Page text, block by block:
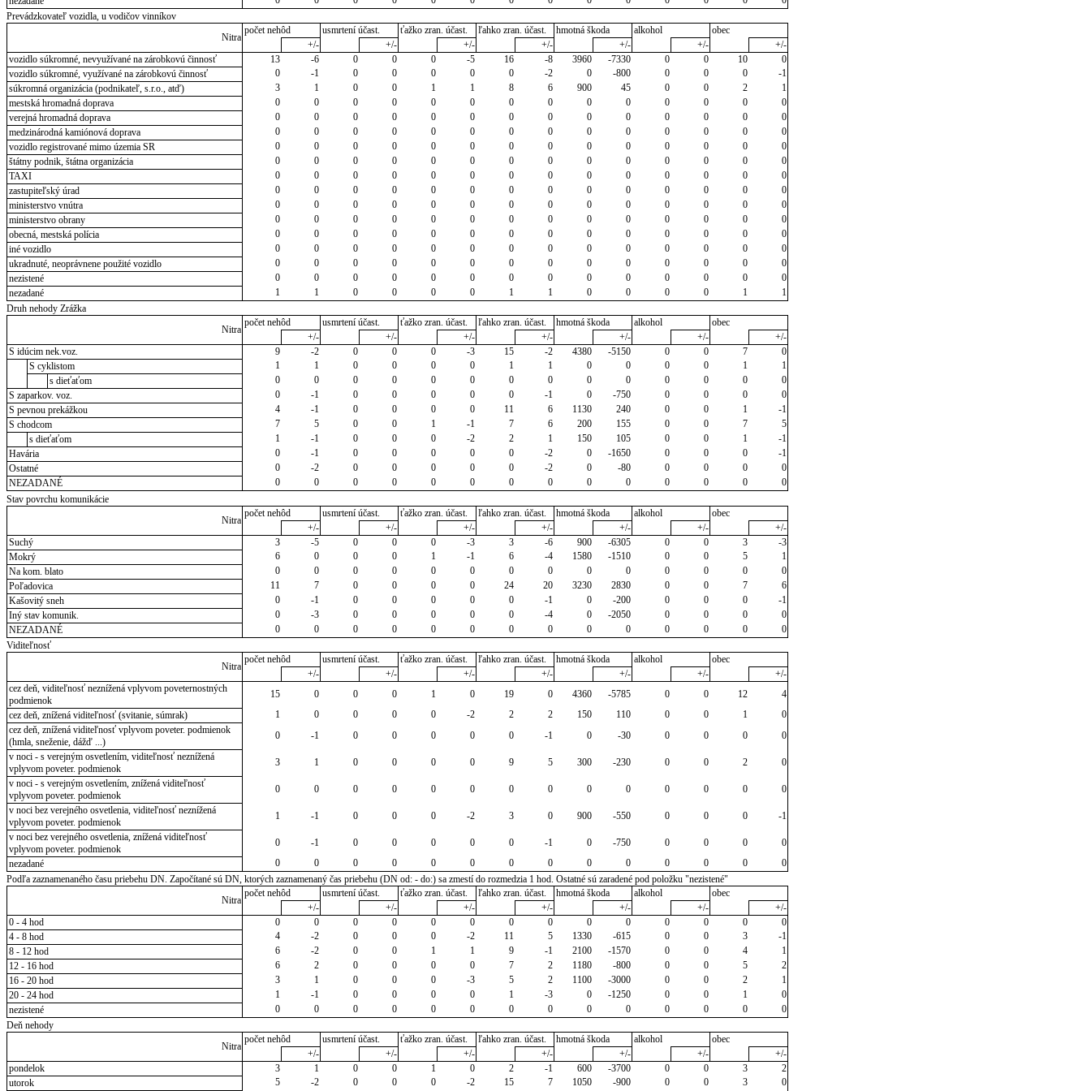
Prevádzkovateľ vozidla, u vodičov vinníkov
Nitra
počet nehôd usmrtení účast. ťažko zran. účast. ľahko zran. účast. hmotná škoda alkohol
obec
+/-
+/- +/- +/- +/- +/-
+/-
vozidlo súkromné, nevyužívané na zárobkovú činnosť
13 -6 0 0 0 -5 16 -8 3960 -7330 0 0 10
0
vozidlo súkromné, využívané na zárobkovú činnosť
0 -1 0 0 0 0 0 -2 0 -800 0 0 0
-1
súkromná organizácia (podnikateľ, s.r.o., atď)
3 1 0 0 1 1 8 6 900 45 0 0 2
1
mestská hromadná doprava
0 0 0 0 0 0 0 0 0 0 0 0 0
0
verejná hromadná doprava
0 0 0 0 0 0 0 0 0 0 0 0 0
0
medzinárodná kamiónová doprava
0 0 0 0 0 0 0 0 0 0 0 0 0
0
vozidlo registrované mimo územia SR
0 0 0 0 0 0 0 0 0 0 0 0 0
0
štátny podnik, štátna organizácia
0 0 0 0 0 0 0 0 0 0 0 0 0
0
TAXI
0 0 0 0 0 0 0 0 0 0 0 0 0
0
zastupiteľský úrad
0 0 0 0 0 0 0 0 0 0 0 0 0
0
ministerstvo vnútra
0 0 0 0 0 0 0 0 0 0 0 0 0
0
ministerstvo obrany
0 0 0 0 0 0 0 0 0 0 0 0 0
0
obecná, mestská polícia
0 0 0 0 0 0 0 0 0 0 0 0 0
0
iné vozidlo
0 0 0 0 0 0 0 0 0 0 0 0 0
0
ukradnuté, neoprávnene použité vozidlo
0 0 0 0 0 0 0 0 0 0 0 0 0
0
nezistené
0 0 0 0 0 0 0 0 0 0 0 0 0
0
nezadané
1 1 0 0 0 0 1 1 0 0 0 0 1
1
Druh nehody Zrážka
Nitra
počet nehôd usmrtení účast. ťažko zran. účast. ľahko zran. účast. hmotná škoda alkohol
obec
+/-
+/- +/- +/- +/- +/-
+/-
S idúcim nek.voz.
9 -2 0 0 0 -3 15 -2 4380 -5150 0 0 7
0
S cyklistom
1 1 0 0 0 0 1 1 0 0 0 0 1
1
s dieťaťom
0 0 0 0 0 0 0 0 0 0 0 0 0
0
S zaparkov. voz.
0 -1 0 0 0 0 0 -1 0 -750 0 0 0
0
S pevnou prekážkou
4 -1 0 0 0 0 11 6 1130 240 0 0 1
-1
S chodcom
7 5 0 0 1 -1 7 6 200 155 0 0 7
5
s dieťaťom
1 -1 0 0 0 -2 2 1 150 105 0 0 1
-1
Havária
0 -1 0 0 0 0 0 -2 0 -1650 0 0 0
-1
Ostatné
0 -2 0 0 0 0 0 -2 0 -80 0 0 0
0
NEZADANÉ
0 0 0 0 0 0 0 0 0 0 0 0 0
0
Stav povrchu komunikácie
Nitra
počet nehôd usmrtení účast. ťažko zran. účast. ľahko zran. účast. hmotná škoda alkohol
obec
+/-
+/- +/- +/- +/- +/-
+/-
Suchý
3 -5 0 0 0 -3 3 -6 900 -6305 0 0 3
-3
Mokrý
6 0 0 0 1 -1 6 -4 1580 -1510 0 0 5
1
Na kom. blato
0 0 0 0 0 0 0 0 0 0 0 0 0
0
Poľadovica
11 7 0 0 0 0 24 20 3230 2830 0 0 7
6
Kašovitý sneh
0 -1 0 0 0 0 0 -1 0 -200 0 0 0
-1
Iný stav komunik.
0 -3 0 0 0 0 0 -4 0 -2050 0 0 0
0
NEZADANÉ
0 0 0 0 0 0 0 0 0 0 0 0 0
0
Viditeľnosť
Nitra
počet nehôd usmrtení účast. ťažko zran. účast. ľahko zran. účast. hmotná škoda alkohol
obec
+/-
+/- +/- +/- +/- +/-
+/-
cez deň, viditeľnosť neznížená vplyvom poveternostných
podmienok
15 0 0 0 1 0 19 0 4360 -5785 0 0 12
4
cez deň, znížená viditeľnosť (svitanie, súmrak)
1 0 0 0 0 -2 2 2 150 110 0 0 1
0
cez deň, znížená viditeľnosť vplyvom poveter. podmienok
(hmla, sneženie, dážď ...)
0 -1 0 0 0 0 0 -1 0 -30 0 0 0
0
v noci - s verejným osvetlením, viditeľnosť neznížená
vplyvom poveter. podmienok
3 1 0 0 0 0 9 5 300 -230 0 0 2
0
v noci - s verejným osvetlením, znížená viditeľnosť
vplyvom poveter. podmienok
0 0 0 0 0 0 0 0 0 0 0 0 0
0
v noci bez verejného osvetlenia, viditeľnosť neznížená
vplyvom poveter. podmienok
1 -1 0 0 0 -2 3 0 900 -550 0 0 0
-1
v noci bez verejného osvetlenia, znížená viditeľnosť
vplyvom poveter. podmienok
0 -1 0 0 0 0 0 -1 0 -750 0 0 0
0
nezadané
0 0 0 0 0 0 0 0 0 0 0 0 0
0
Podľa zaznamenaného času priebehu DN. Započítané sú DN, ktorých zaznamenaný čas priebehu (DN od: - do:) sa zmestí do rozmedzia 1 hod. Ostatné sú zaradené pod položku "nezistené"
Nitra
počet nehôd usmrtení účast. ťažko zran. účast. ľahko zran. účast. hmotná škoda alkohol
obec
+/-
+/- +/- +/- +/- +/-
+/-
0 - 4 hod
0 0 0 0 0 0 0 0 0 0 0 0 0
0
4 - 8 hod
4 -2 0 0 0 -2 11 5 1330 -615 0 0 3
-1
8 - 12 hod
6 -2 0 0 1 1 9 -1 2100 -1570 0 0 4
1
12 - 16 hod
6 2 0 0 0 0 7 2 1180 -800 0 0 5
2
16 - 20 hod
3 1 0 0 0 -3 5 2 1100 -3000 0 0 2
1
20 - 24 hod
1 -1 0 0 0 0 1 -3 0 -1250 0 0 1
0
nezistené
0 0 0 0 0 0 0 0 0 0 0 0 0
0
Deň nehody
Nitra
počet nehôd usmrtení účast. ťažko zran. účast. ľahko zran. účast. hmotná škoda alkohol
obec
+/-
+/- +/- +/- +/- +/-
+/-
pondelok
3 1 0 0 1 0 2 -1 600 -3700 0 0 3
2
utorok
5 -2 0 0 0 -2 15 7 1050 -900 0 0 3 0